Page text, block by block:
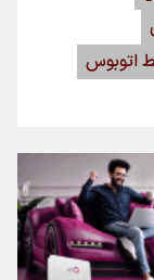
اتوبوس